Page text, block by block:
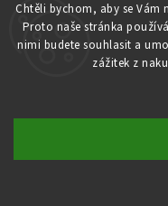
Chtěli bychom, aby se Vám
Proto naše stránka
nimi budete souhlasit a
zážitek z
S láskou